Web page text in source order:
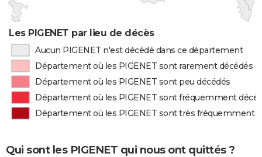
Les PIGENET par lieu de décès
Aucun PIGENET n'est décédé dans ce département
Département où les PIGENET sont rarement décédés
Département où les PIGENET sont peu décédés
Département où les PIGENET sont fréquemment
Département où les PIGENET sont très fréquemment
Qui sont les PIGENET qui nous ont quittés ?